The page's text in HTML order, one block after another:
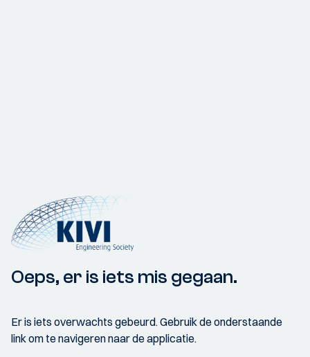
Oeps, er is iets mis gegaan.
Er is iets overwachts gebeurd. Gebruik de onderstaande
link om te navigeren naar de applicatie.